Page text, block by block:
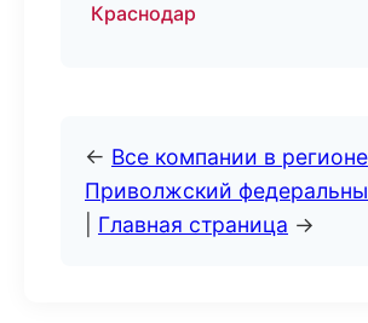
Краснодар
← Все компании в регионе
Приволжский
Главная страница →